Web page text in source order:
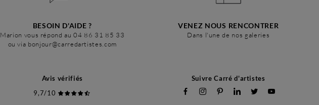
BESOIN D'AIDE ?
Marion vous répond au 04 86 31 85 33
ou via bonjour@carredartistes.com
VENEZ NOUS RENCONTRER
Dans l'une de nos galeries
Avis vérifiés
9,7/10
Suivre Carré d'artistes